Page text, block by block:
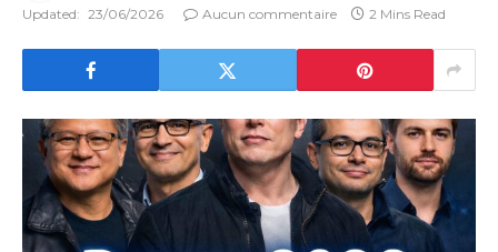
Updated: 23/06/2026 Aucun commentaire 2 Mins Read